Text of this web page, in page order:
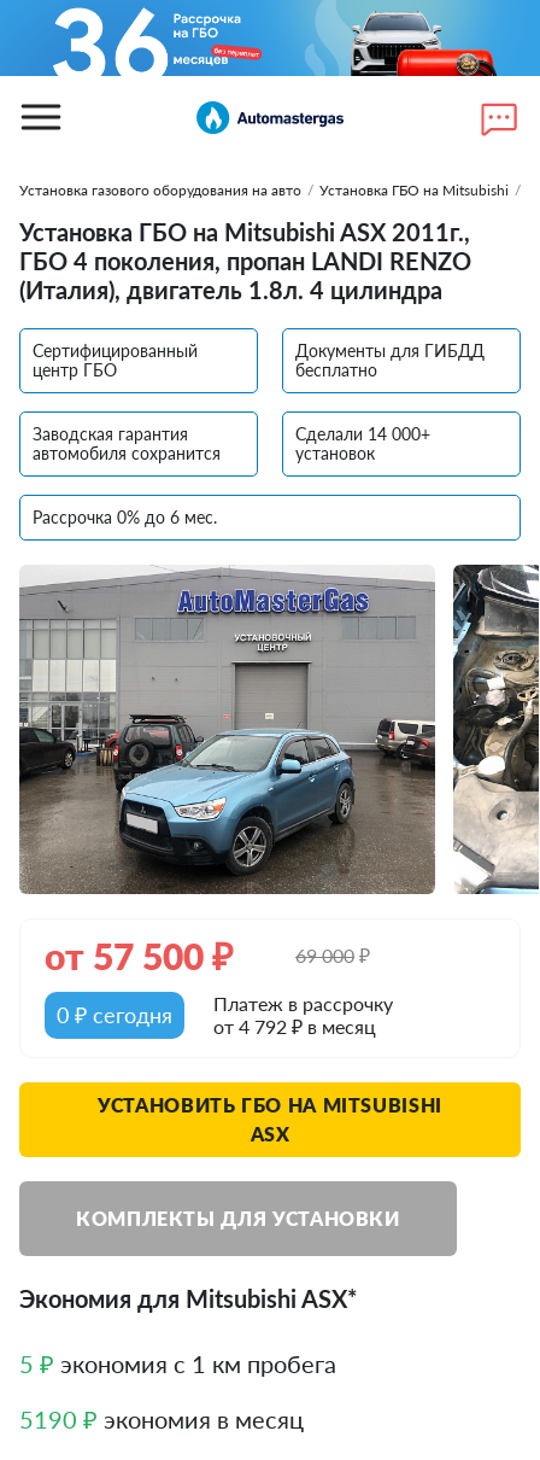
Установка газового оборудования на авто / Установка ГБО на Mitsubishi /
Установка ГБО на Mitsubishi ASX 2011г.,
ГБО 4 поколения, пропан LANDI RENZO
(Италия), двигатель 1.8л. 4 цилиндра
Сертифицированный
центр ГБО
Документы для ГИБДД
бесплатно
Заводская гарантия
автомобиля сохранится
Сделали 14 000+
установок
Рассрочка 0% до 6 мес.
от 57 500₽ 69 000₽
0 ₽ сегодня
Платеж в рассрочку
от 4 792 ₽ в месяц
УСТАНОВИТЬ ГБО НА MITSUBISHI
ASX
КОМПЛЕКТЫ ДЛЯ УСТАНОВКИ
Экономия для Mitsubishi ASX*
5 ₽ экономия с 1 км пробега
5190 ₽ экономия в месяц